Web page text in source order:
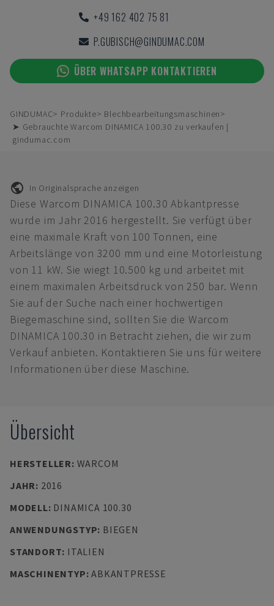
+49 162 402 75 81
P.GUBISCH@GINDUMAC.COM
ÜBER WHATSAPP KONTAKTIEREN
GINDUMAC Produkte
Blechbearbeitungsmaschinen
➤ Gebrauchte Warcom DINAMICA 100.30 zu verkaufen |
gindumac.com
In Originalsprache anzeigen
Diese Warcom DINAMICA 100.30 Abkantpresse
wurde im Jahr 2016 hergestellt. Sie verfügt über
eine maximale Kraft von 100 Tonnen, eine
Arbeitslänge von 3200 mm und eine Motorleistung
von 11 kW. Sie wiegt 10.500 kg und arbeitet mit
einem maximalen Arbeitsdruck von 250 bar. Wenn
Sie auf der Suche nach einer hochwertigen
Biegemaschine sind, sollten Sie die Warcom
DINAMICA 100.30 in Betracht ziehen, die wir zum
Verkauf anbieten. Kontaktieren Sie uns für weitere
Informationen über diese Maschine.
Übersicht
HERSTELLER: WARCOM
JAHR: 2016
MODELL: DINAMICA 100.30
ANWENDUNGSTYP: BIEGEN
STANDORT: ITALIEN
MASCHINENTYP:ABKANTPRESSE